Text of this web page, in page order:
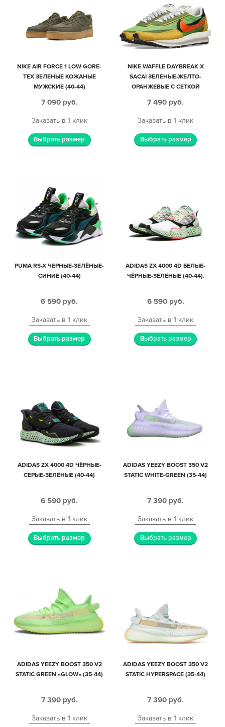
NIKE AIR FORCE 1 LOW GORE-
TEX ЗЕЛЕНЫЕ КОЖАНЫЕ
МУЖСКИЕ (40-44)
7 090 руб.
Заказать в 1 клик
Выбрать размер
NIKE WAFFLE DAYBREAK X
SACAI ЗЕЛЕНЫЕ-ЖЕЛТО-
ОРАНЖЕВЫЕ С СЕТКОЙ
7 490 руб.
Заказать в 1 клик
Выбрать размер
PUMA RS-X ЧЕРНЫЕ-ЗЕЛЁНЫЕ-
СИНИЕ (40-44)
6 590 руб.
Заказать в 1 клик
Выбрать размер
ADIDAS ZX 4000 4D БЕЛЫЕ-
ЧЁРНЫЕ-ЗЕЛЁНЫЕ (40-44).
6 590 руб.
Заказать в 1 клик
Выбрать размер
ADIDAS ZX 4000 4D ЧЁРНЫЕ-
СЕРЫЕ-ЗЕЛЁНЫЕ (40-44)
6 590 руб.
Заказать в 1 клик
Выбрать размер
ADIDAS YEEZY BOOST 350 V2
STATIC WHITE-GREEN (35-44)
7 390 руб.
Заказать в 1 клик
Выбрать размер
ADIDAS YEEZY BOOST 350 V2
STATIC GREEN «GLOW» (35-44)
7 390 руб.
Заказать в 1 клик
ADIDAS YEEZY BOOST 350 V2
STATIC HYPERSPACE (35-44)
7 390 руб.
Заказать в 1 клик